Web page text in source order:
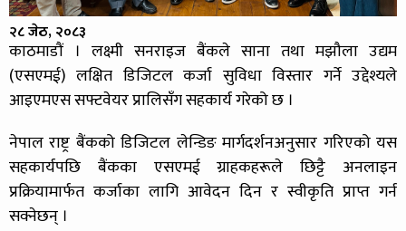
२८ जेठ, २०८३
काठमाडौं । लक्ष्मी सनराइज बैंकले साना तथा मझौला उद्यम
(एसएमई) लक्षित डिजिटल कर्जा सुविधा विस्तार गर्ने उद्देश्यले
आइएमएस सफ्टवेयर प्रालिसँग सहकार्य गरेको छ ।
नेपाल राष्ट्र बैंकको डिजिटल लेन्डिङ मार्गदर्शनअनुसार गरिएको यस
सहकार्यपछि बैंकका एसएमई ग्राहकहरूले छिट्टै अनलाइन
प्रक्रियामार्फत कर्जाका लागि आवेदन दिन र स्वीकृति प्राप्त गर्न
सक्नेछन् ।